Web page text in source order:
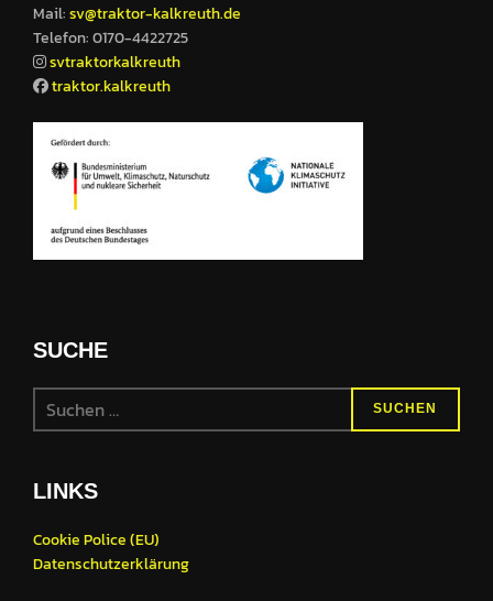
Mail:sv@traktor-kalkreuth.de
Telefon: 0170-4422725
svtraktorkalkreuth
traktor.kalkreuth
SUCHE
Suchen
nach:
SUCHEN
LINKS
Cookie Police (EU)
Datenschutzerklärung